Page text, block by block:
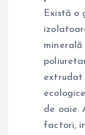
Există o
minerală
extrudat
de oaie.
factori,